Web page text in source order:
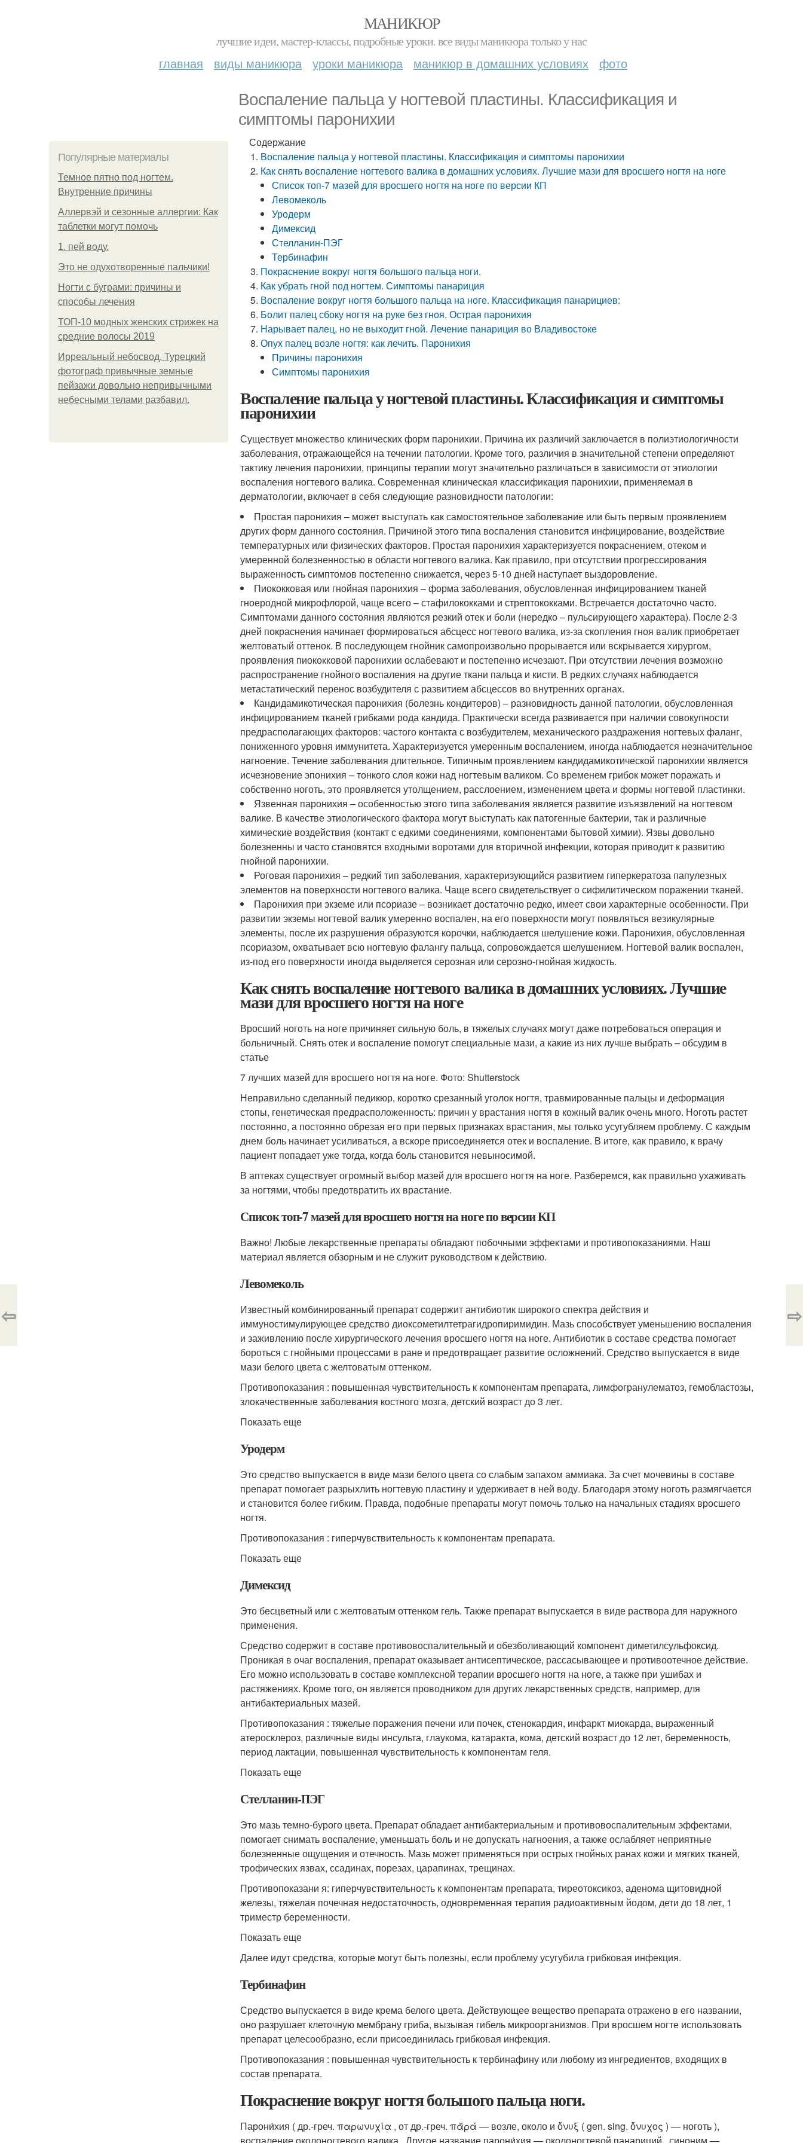
МАНИКЮР
лучшие идеи, мастер-классы, подробные уроки. все виды маникюра только у нас
главная виды маникюра уроки маникюра маникюр в домашних условиях фото
Воспаление пальца у ногтевой пластины. Классификация и
симптомы паронихии
Популярные материалы
Темное пятно под ногтем.
Внутренние причины
Аллервэй и сезонные аллергии: Как
таблетки могут помочь
1. пей воду.
Это не одухотворенные пальчики!
Ногти с буграми: причины и
способы лечения
ТОП-10 модных женских стрижек на
средние волосы 2019
Ирреальный небосвод. Турецкий
фотограф привычные земные
пейзажи довольно непривычными
небесными телами разбавил.
Содержание
Воспаление пальца у ногтевой пластины. Классификация и симптомы паронихии
Как снять воспаление ногтевого валика в домашних условиях. Лучшие мази для вросшего ногтя на ноге
Список топ-7 мазей для вросшего ногтя на ноге по версии КП
Левомеколь
Уродерм
Димексид
Стелланин-ПЭГ
Тербинафин
Покраснение вокруг ногтя большого пальца ноги.
Как убрать гной под ногтем. Симптомы панариция
Воспаление вокруг ногтя большого пальца на ноге. Классификация панарициев:
Болит палец сбоку ногтя на руке без гноя. Острая паронихия
Нарывает палец, но не выходит гной. Лечение панариция во Владивостоке
Опух палец возле ногтя: как лечить. Паронихия
Причины паронихия
Симптомы паронихия
Воспаление пальца у ногтевой пластины. Классификация и симптомы
паронихии
Существует множество клинических форм паронихии. Причина их различий заключается в полиэтиологичности
заболевания, отражающейся на течении патологии. Кроме того, различия в значительной степени определяют
тактику лечения паронихии, принципы терапии могут значительно различаться в зависимости от этиологии
воспаления ногтевого валика. Современная клиническая классификация паронихии, применяемая в
дерматологии, включает в себя следующие разновидности патологии:
Простая паронихия – может выступать как самостоятельное заболевание или быть первым проявлением
других форм данного состояния. Причиной этого типа воспаления становится инфицирование, воздействие
температурных или физических факторов. Простая паронихия характеризуется покраснением, отеком и
умеренной болезненностью в области ногтевого валика. Как правило, при отсутствии прогрессирования
выраженность симптомов постепенно снижается, через 5-10 дней наступает выздоровление.
Пиококковая или гнойная паронихия – форма заболевания, обусловленная инфицированием тканей
гноеродной микрофлорой, чаще всего – стафилококками и стрептококками. Встречается достаточно часто.
Симптомами данного состояния являются резкий отек и боли (нередко – пульсирующего характера). После 2-3
дней покраснения начинает формироваться абсцесс ногтевого валика, из-за скопления гноя валик приобретает
желтоватый оттенок. В последующем гнойник самопроизвольно прорывается или вскрывается хирургом,
проявления пиококковой паронихии ослабевают и постепенно исчезают. При отсутствии лечения возможно
распространение гнойного воспаления на другие ткани пальца и кисти. В редких случаях наблюдается
метастатический перенос возбудителя с развитием абсцессов во внутренних органах.
Кандидамикотическая паронихия (болезнь кондитеров) – разновидность данной патологии, обусловленная
инфицированием тканей грибками рода кандида. Практически всегда развивается при наличии совокупности
предрасполагающих факторов: частого контакта с возбудителем, механического раздражения ногтевых фаланг,
пониженного уровня иммунитета. Характеризуется умеренным воспалением, иногда наблюдается незначительное
нагноение. Течение заболевания длительное. Типичным проявлением кандидамикотической паронихии является
исчезновение эпонихия – тонкого слоя кожи над ногтевым валиком. Со временем грибок может поражать и
собственно ноготь, это проявляется утолщением, расслоением, изменением цвета и формы ногтевой пластинки.
Язвенная паронихия – особенностью этого типа заболевания является развитие изъязвлений на ногтевом
валике. В качестве этиологического фактора могут выступать как патогенные бактерии, так и различные
химические воздействия (контакт с едкими соединениями, компонентами бытовой химии). Язвы довольно
болезненны и часто становятся входными воротами для вторичной инфекции, которая приводит к развитию
гнойной паронихии.
Роговая паронихия – редкий тип заболевания, характеризующийся развитием гиперкератоза папулезных
элементов на поверхности ногтевого валика. Чаще всего свидетельствует о сифилитическом поражении тканей.
Паронихия при экземе или псориазе – возникает достаточно редко, имеет свои характерные особенности. При
развитии экземы ногтевой валик умеренно воспален, на его поверхности могут появляться везикулярные
элементы, после их разрушения образуются корочки, наблюдается шелушение кожи. Паронихия, обусловленная
псориазом, охватывает всю ногтевую фалангу пальца, сопровождается шелушением. Ногтевой валик воспален,
из-под его поверхности иногда выделяется серозная или серозно-гнойная жидкость.
Как снять воспаление ногтевого валика в домашних условиях. Лучшие
мази для вросшего ногтя на ноге
Вросший ноготь на ноге причиняет сильную боль, в тяжелых случаях могут даже потребоваться операция и
больничный. Снять отек и воспаление помогут специальные мази, а какие из них лучше выбрать – обсудим в
статье
7 лучших мазей для вросшего ногтя на ноге. Фото: Shutterstock
Неправильно сделанный педикюр, коротко срезанный уголок ногтя, травмированные пальцы и деформация
стопы, генетическая предрасположенность: причин у врастания ногтя в кожный валик очень много. Ноготь растет
постоянно, а постоянно обрезая его при первых признаках врастания, мы только усугубляем проблему. С каждым
днем боль начинает усиливаться, а вскоре присоединяется отек и воспаление. В итоге, как правило, к врачу
пациент попадает уже тогда, когда боль становится невыносимой.
В аптеках существует огромный выбор мазей для вросшего ногтя на ноге. Разберемся, как правильно ухаживать
за ногтями, чтобы предотвратить их врастание.
Список топ-7 мазей для вросшего ногтя на ноге по версии КП
Важно! Любые лекарственные препараты обладают побочными эффектами и противопоказаниями. Наш
материал является обзорным и не служит руководством к действию.
Левомеколь
Известный комбинированный препарат содержит антибиотик широкого спектра действия и
иммуностимулирующее средство диоксометилтетрагидропиримидин. Мазь способствует уменьшению воспаления
и заживлению после хирургического лечения вросшего ногтя на ноге. Антибиотик в составе средства помогает
бороться с гнойными процессами в ране и предотвращает развитие осложнений. Средство выпускается в виде
мази белого цвета с желтоватым оттенком.
Противопоказания : повышенная чувствительность к компонентам препарата, лимфогранулематоз, гемобластозы,
злокачественные заболевания костного мозга, детский возраст до 3 лет.
Показать еще
Уродерм
Это средство выпускается в виде мази белого цвета со слабым запахом аммиака. За счет мочевины в составе
препарат помогает разрыхлить ногтевую пластину и удерживает в ней воду. Благодаря этому ноготь размягчается
и становится более гибким. Правда, подобные препараты могут помочь только на начальных стадиях вросшего
ногтя.
Противопоказания : гиперчувствительность к компонентам препарата.
Показать еще
Димексид
Это бесцветный или с желтоватым оттенком гель. Также препарат выпускается в виде раствора для наружного
применения.
Средство содержит в составе противовоспалительный и обезболивающий компонент диметилсульфоксид.
Проникая в очаг воспаления, препарат оказывает антисептическое, рассасывающее и противоотечное действие.
Его можно использовать в составе комплексной терапии вросшего ногтя на ноге, а также при ушибах и
растяжениях. Кроме того, он является проводником для других лекарственных средств, например, для
антибактериальных мазей.
Противопоказания : тяжелые поражения печени или почек, стенокардия, инфаркт миокарда, выраженный
атеросклероз, различные виды инсульта, глаукома, катаракта, кома, детский возраст до 12 лет, беременность,
период лактации, повышенная чувствительность к компонентам геля.
Показать еще
Стелланин-ПЭГ
Это мазь темно-бурого цвета. Препарат обладает антибактериальным и противовоспалительным эффектами,
помогает снимать воспаление, уменьшать боль и не допускать нагноения, а также ослабляет неприятные
болезненные ощущения и отечность. Мазь может применяться при острых гнойных ранах кожи и мягких тканей,
трофических язвах, ссадинах, порезах, царапинах, трещинах.
Противопоказани я: гиперчувствительность к компонентам препарата, тиреотоксикоз, аденома щитовидной
железы, тяжелая почечная недостаточность, одновременная терапия радиоактивным йодом, дети до 18 лет, 1
триместр беременности.
Показать еще
Далее идут средства, которые могут быть полезны, если проблему усугубила грибковая инфекция.
Тербинафин
Средство выпускается в виде крема белого цвета. Действующее вещество препарата отражено в его названии,
оно разрушает клеточную мембрану гриба, вызывая гибель микроорганизмов. При вросшем ногте использовать
препарат целесообразно, если присоединилась грибковая инфекция.
Противопоказания : повышенная чувствительность к тербинафину или любому из ингредиентов, входящих в
состав препарата.
Покраснение вокруг ногтя большого пальца ноги.
Парони́хия ( др.-греч. παρωνυχία , от др.-греч. πᾰρά — возле, около и ὄνυξ ( gen. sing. ὄνυχος ) — ноготь ),
⇦ ⇨